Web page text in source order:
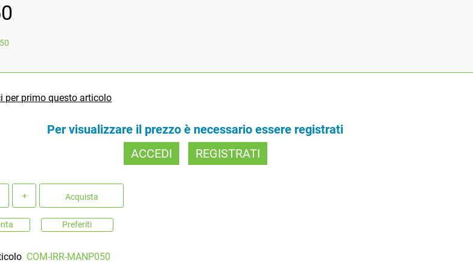
per primo questo articolo
Per visualizzare il prezzo è necessario essere registrati
ACCEDI
REGISTRATI
Acquista
Preferiti
COM-IRR-MANP050